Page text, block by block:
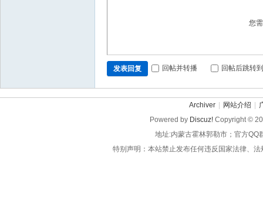
您
发表回复 回帖并转播 回帖后跳转
Archiver 网站介绍
Powered by Discuz! Copyright ©
地址:内蒙古霍林郭勒市；官方QQ
特别声明：本站禁止发布任何违反国家法律、